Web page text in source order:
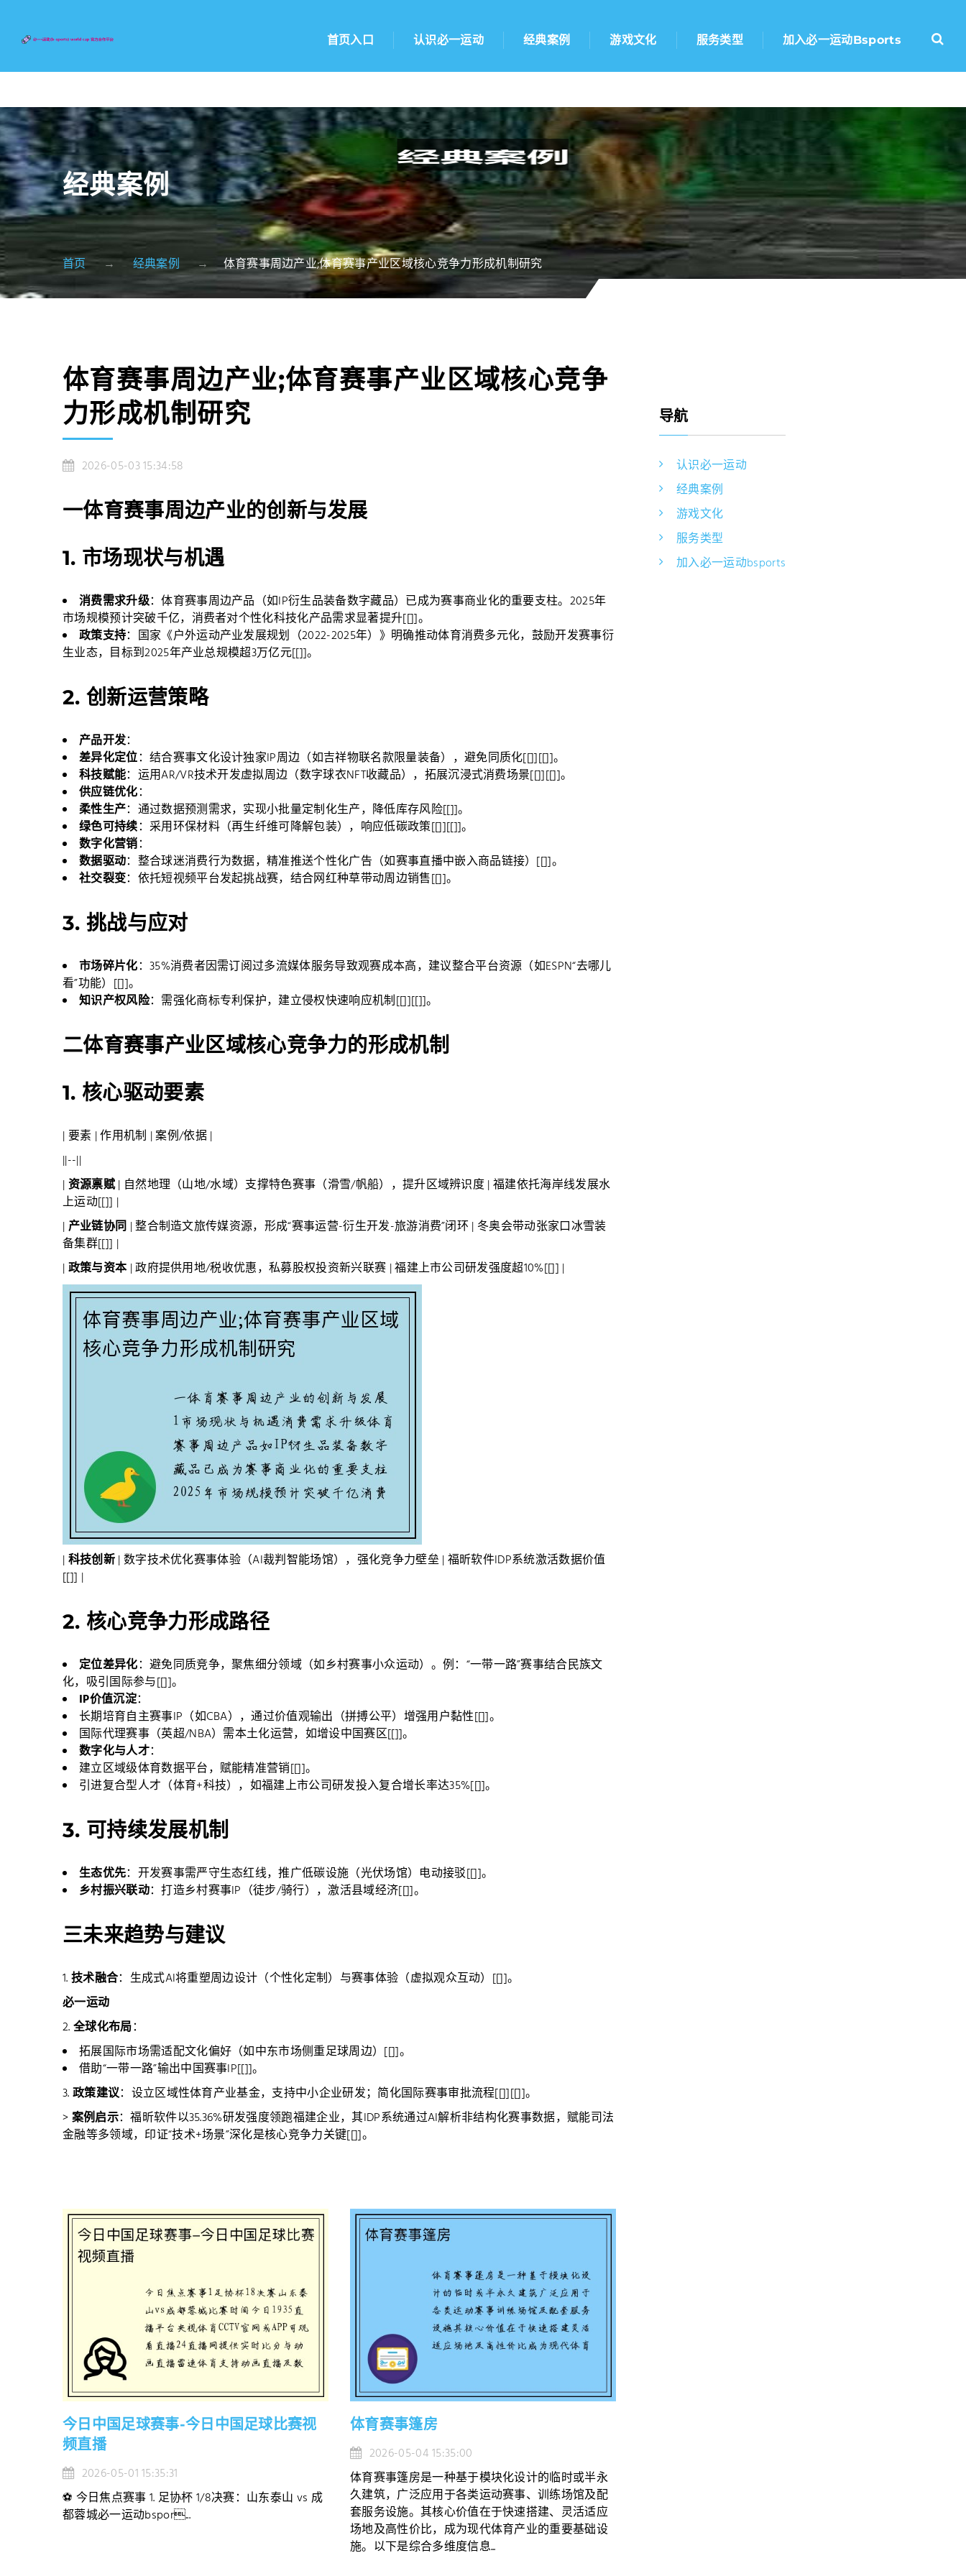
首页入口 认识必一运动 经典案例 游戏文化 服务类型 加入必一运动bsports
经典案例
首页 经典案例 体育赛事周边产业;体育赛事产业区域核心竞争力形成机制研究
体育赛事周边产业;体育赛事产业区域核心竞争
力形成机制研究
2026-05-03 15:34:58
一体育赛事周边产业的创新与发展
1. 市场现状与机遇
消费需求升级：体育赛事周边产品（如IP衍生品装备数字藏品）已成为赛事商业化的重要支柱。2025年
市场规模预计突破千亿，消费者对个性化科技化产品需求显著提升[[]]。
政策支持：国家《户外运动产业发展规划（2022-2025年）》明确推动体育消费多元化，鼓励开发赛事衍
生业态，目标到2025年产业总规模超3万亿元[[]]。
2. 创新运营策略
产品开发：
差异化定位：结合赛事文化设计独家IP周边（如吉祥物联名款限量装备），避免同质化[[]][[]]。
科技赋能：运用AR/VR技术开发虚拟周边（数字球衣NFT收藏品），拓展沉浸式消费场景[[]][[]]。
供应链优化：
柔性生产：通过数据预测需求，实现小批量定制化生产，降低库存风险[[]]。
绿色可持续：采用环保材料（再生纤维可降解包装），响应低碳政策[[]][[]]。
数字化营销：
数据驱动：整合球迷消费行为数据，精准推送个性化广告（如赛事直播中嵌入商品链接）[[]]。
社交裂变：依托短视频平台发起挑战赛，结合网红种草带动周边销售[[]]。
3. 挑战与应对
市场碎片化：35%消费者因需订阅过多流媒体服务导致观赛成本高，建议整合平台资源（如ESPN“去哪儿
看”功能）[[]]。
知识产权风险：需强化商标专利保护，建立侵权快速响应机制[[]][[]]。
二体育赛事产业区域核心竞争力的形成机制
1. 核心驱动要素
| 要素 | 作用机制 | 案例/依据 |
||--||
|资源禀赋| 自然地理（山地/水域）支撑特色赛事（滑雪/帆船），提升区域辨识度 | 福建依托海岸线发展水
上运动[[]] |
|产业链协同 | 整合制造文旅传媒资源，形成“赛事运营-衍生开发-旅游消费”闭环 | 冬奥会带动张家口冰雪装
备集群[[]] |
|政策与资本| 政府提供用地/税收优惠，私募股权投资新兴联赛 | 福建上市公司研发强度超10%[[]] |
|科技创新| 数字技术优化赛事体验（AI裁判智能场馆），强化竞争力壁垒 | 福昕软件IDP系统激活数据价值
[[]] |
2. 核心竞争力形成路径
定位差异化：避免同质竞争，聚焦细分领域（如乡村赛事小众运动）。例：“一带一路”赛事结合民族文
化，吸引国际参与[[]]。
IP价值沉淀：
长期培育自主赛事IP（如CBA），通过价值观输出（拼搏公平）增强用户黏性[[]]。
国际代理赛事（英超/NBA）需本土化运营，如增设中国赛区[[]]。
数字化与人才：
建立区域级体育数据平台，赋能精准营销[[]]。
引进复合型人才（体育+科技），如福建上市公司研发投入复合增长率达35%[[]]。
3. 可持续发展机制
生态优先：开发赛事需严守生态红线，推广低碳设施（光伏场馆）电动接驳[[]]。
乡村振兴联动：打造乡村赛事IP（徒步/骑行），激活县域经济[[]]。
三未来趋势与建议
1.技术融合：生成式AI将重塑周边设计（个性化定制）与赛事体验（虚拟观众互动）[[]]。
必一运动
2.全球化布局：
拓展国际市场需适配文化偏好（如中东市场侧重足球周边）[[]]。
借助“一带一路”输出中国赛事IP[[]]。
3.政策建议：设立区域性体育产业基金，支持中小企业研发；简化国际赛事审批流程[[]][[]]。
>案例启示：福昕软件以35.36%研发强度领跑福建企业，其IDP系统通过AI解析非结构化赛事数据，赋能司法
金融等多领域，印证“技术+场景”深化是核心竞争力关键[[]]。
今日中国足球赛事-今日中国足球比赛视
频直播
2026-05-01 15:35:31
⚽ 今日焦点赛事 1. 足协杯 1/8决赛：山东泰山 vs 成
都蓉城必一运动bspor...
体育赛事篷房
2026-05-04 15:35:00
体育赛事篷房是一种基于模块化设计的临时或半永
久建筑，广泛应用于各类运动赛事、训练场馆及配
套服务设施。其核心价值在于快速搭建、灵活适应
场地及高性价比，成为现代体育产业的重要基础设
施。以下是综合多维度信息...
导航
认识必一运动
经典案例
游戏文化
服务类型
加入必一运动bsports